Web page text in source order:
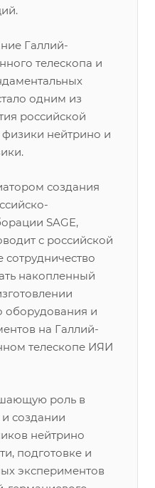
Галлий-
телескопа и
одним из
российской
нейтрино и
создания
SAGE,
с российской
накопленный
оборудования и
на Галлий-
телескопе ИЯИ
роль в
создании
нейтрино
подготовке и
экспериментов